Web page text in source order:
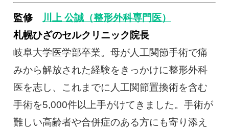
監修
川上 公誠（整形外科専門医）
札幌ひざのセルクリニック院長
岐阜大学医学部卒業。母が人工関節手術で痛
みから解放された経験をきっかけに整形外科
医を志し、これまでに人工関節置換術を含む
手術を5,000件以上手がけてきました。手術が
難しい高齢者や合併症のある方にも寄り添え